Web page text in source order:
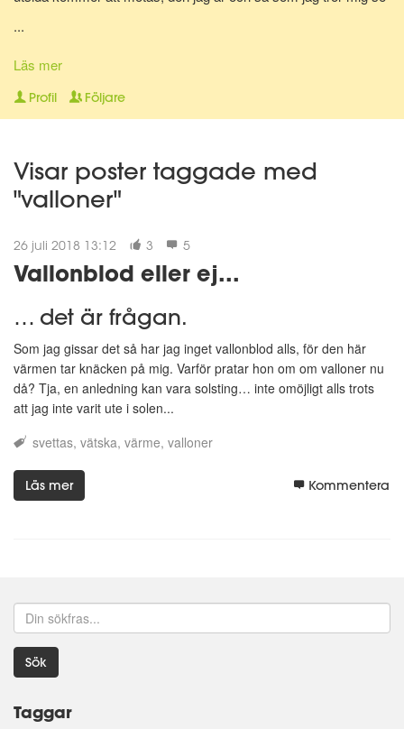
Det hårda arbetet och den stränga disciplinen ger resultat och vi
möts, där i spegeln. Men...så händer något, livet ger mig en hård
knuff och jag faller. Faller för frestelsen och utför bergets kant.
fot, hårt, hårt. Orkar inte klättra igen, fastnar ett tag. Finner så
styrkan i att jag inte uthärdar skillnaden, skillnaden mellan utsida
och tar sats. Tar sats för att återigen klättra upp mot toppen.
...
Läs mer
Profil Följare
Visar poster taggade med
"valloner"
26 juli 2018 13:12 3 5
Vallonblod eller ej...
… det är frågan.
Som jag gissar det så har jag inget vallonblod alls, för den här
värmen tar knäcken på mig. Varför pratar hon om om valloner nu
då? Tja, en anledning kan vara solsting… inte omöjligt alls trots
att jag inte varit ute i solen...
svettas vätska värme valloner
Läs mer Kommentera
Sök
Taggar